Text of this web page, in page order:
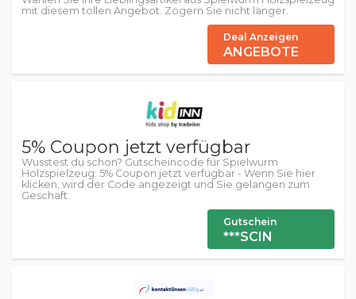
mit diesem tollen Angebot. Zögern Sie nicht länger.
Deal Anzeigen
ANGEBOTE
5% Coupon jetzt verfügbar
Wusstest du schon? Gutscheincode für Spielwurm
Holzspielzeug: 5% Coupon jetzt verfügbar - Wenn Sie hier
klicken, wird der Code angezeigt und Sie gelangen zum
Geschäft.
Gutschein
***SCIN